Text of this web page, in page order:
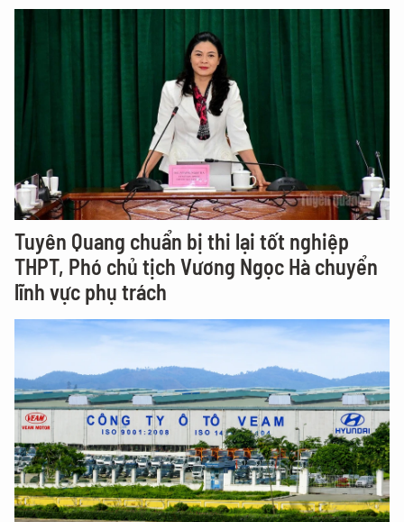
Tuyên Quang chuẩn bị thi lại tốt nghiệp
THPT, Phó chủ tịch Vương Ngọc Hà chuyển
lĩnh vực phụ trách